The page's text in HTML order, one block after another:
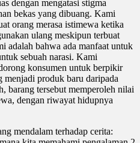
dengan mengatasi stigma
bekas yang dibuang. Kami
orang merasa istimewa ketika
ulang meskipun terbuat
adalah bahwa ada manfaat untuk
sebuah narasi. Kami
konsumen untuk berpikir
menjadi produk baru daripada
barang tersebut memperoleh nilai
dengan riwayat hidupnya
mendalam terhadap cerita: